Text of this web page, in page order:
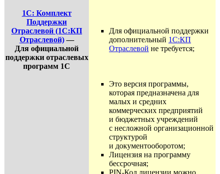
1С: Комплект
Поддержки
Отраслевой (1С:КП
Отраслевой)—
Для официальной
поддержки отраслевых
программ 1С
Для официальной поддержки
дополнительный 1С:КП
Отраслевой не требуется;
Это версия программы,
которая предназначена для
малых и средних
коммерческих предприятий
и бюджетных учреждений
с несложной организационной
структурой
и документооборотом;
Лицензия на программу
бессрочная;
PIN-Код лицензии можно